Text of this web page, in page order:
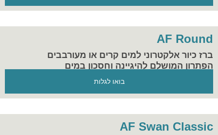
AF Round
ברז כיור אלקטרוני למים קרים או מעורבבים
הפתרון המושלם להיגיינה וחסכון במים
בואו לגלות
AF Swan Classic